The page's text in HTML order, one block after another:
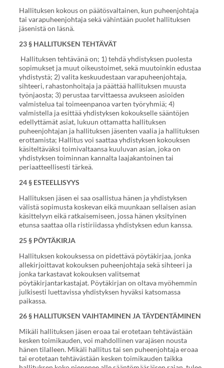
Hallituksen kokous on päätösvaltainen, kun puheenjohtaja
tai varapuheenjohtaja sekä vähintään puolet hallituksen
jäsenistä on läsnä.
23 § HALLITUKSEN TEHTÄVÄT
Hallituksen tehtävänä on; 1) tehdä yhdistyksen puolesta
sopimukset ja muut oikeustoimet, sekä muutoinkin edustaa
yhdistystä; 2) valita keskuudestaan varapuheenjohtaja,
sihteeri, rahastonhoitaja ja päättää hallituksen muusta
työnjaosta; 3) perustaa tarvittaessa avukseen asioiden
valmistelua tai toimeenpanoa varten työryhmiä; 4)
valmistella ja esittää yhdistyksen kokoukselle sääntöjen
edellyttämät asiat, lukuun ottamatta hallituksen
puheenjohtajan ja hallituksen jäsenten vaalia ja hallituksen
erottamista; Hallitus voi saattaa yhdistyksen kokouksen
käsiteltäväksi toimivaltaansa kuuluvan asian, joka on
yhdistyksen toiminnan kannalta laajakantoinen tai
periaatteellisesti tärkeä.
24 § ESTEELLISYYS
Hallituksen jäsen ei saa osallistua hänen ja yhdistyksen
välistä sopimusta koskevan eikä muunkaan sellaisen asian
käsittelyyn eikä ratkaisemiseen, jossa hänen yksityinen
etunsa saattaa olla ristiriidassa yhdistyksen edun kanssa.
25 § PÖYTÄKIRJA
Hallituksen kokouksessa on pidettävä pöytäkirjaa, jonka
allekirjoittavat kokouksen puheenjohtaja sekä sihteeri ja
jonka tarkastavat kokouksen valitsemat
pöytäkirjantarkastajat. Pöytäkirjan on oltava myöhemmin
julkisesti luettavissa yhdistyksen hyväksi katsomassa
paikassa.
26 § HALLITUKSEN VAIHTAMINEN JA TÄYDENTÄMINEN
Mikäli hallituksen jäsen eroaa tai erotetaan tehtävästään
kesken toimikauden, voi mahdollinen varajäsen nousta
hänen tilalleen. Mikäli hallitus tai sen puheenjohtaja eroaa
tai erotetaan tehtävästään kesken toimikauden taikka